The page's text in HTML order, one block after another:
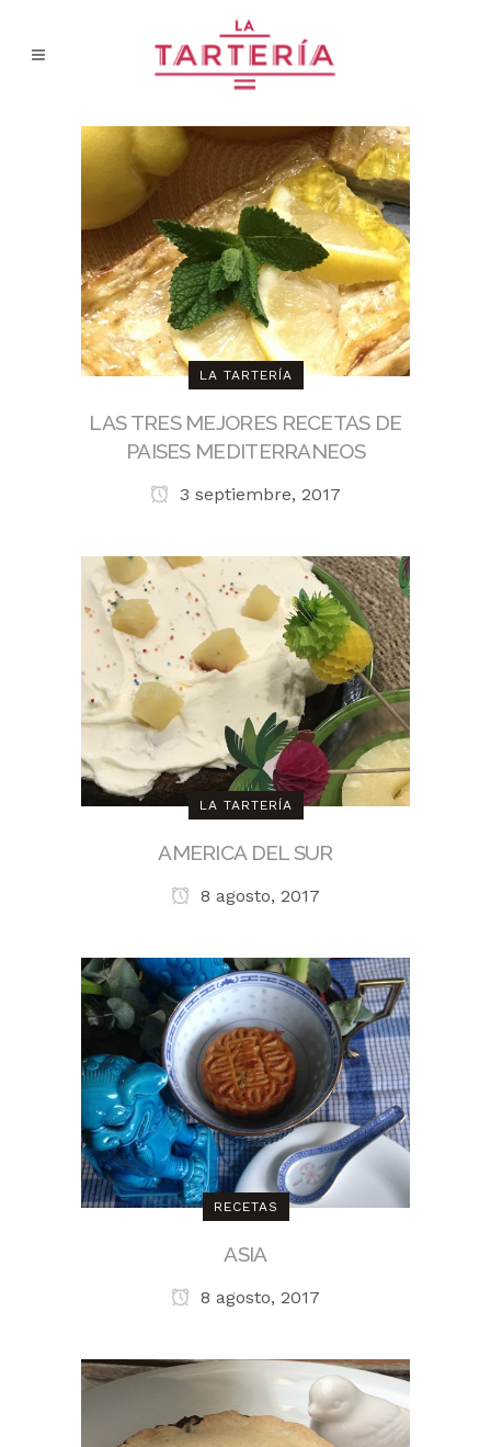
LA TARTERÍA
LAS TRES MEJORES RECETAS DE
PAISES MEDITERRANEOS
3 septiembre, 2017
LA TARTERÍA
AMERICA DEL SUR
8 agosto, 2017
RECETAS
ASIA
8 agosto, 2017